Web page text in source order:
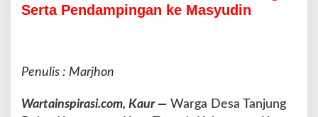
s
K
s
Serta Pendampingan ke Masyudin
Penulis : Marjhon
Wartainspirasi.com, Kaur — Warga Desa Tanjung